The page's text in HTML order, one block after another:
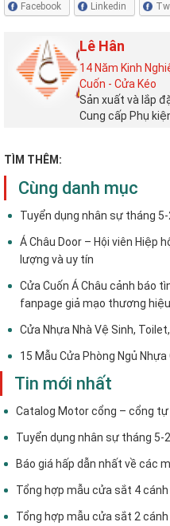
Lê Hân
14 Năm Kinh
Cuốn - Cửa Kéo
Sản xuất và lắp
Cung cấp Phụ
Cùng danh mục
Tuyển dụng nhân sự tháng 5-
Á Châu Door – Hội viên Hiệp
Cửa Cuốn Á Châu cảnh báo
Cửa Nhựa Nhà Vệ Sinh, Toilet,
15 Mẫu Cửa Phòng Ngủ Nhựa
Tin mới nhất
Catalog Motor cổng – cổng tự
Tuyển dụng nhân sự tháng 5-
Báo giá hấp dẫn nhất về các
Tổng hợp mẫu cửa sắt 4
Tổng hợp mẫu cửa sắt 2
Video